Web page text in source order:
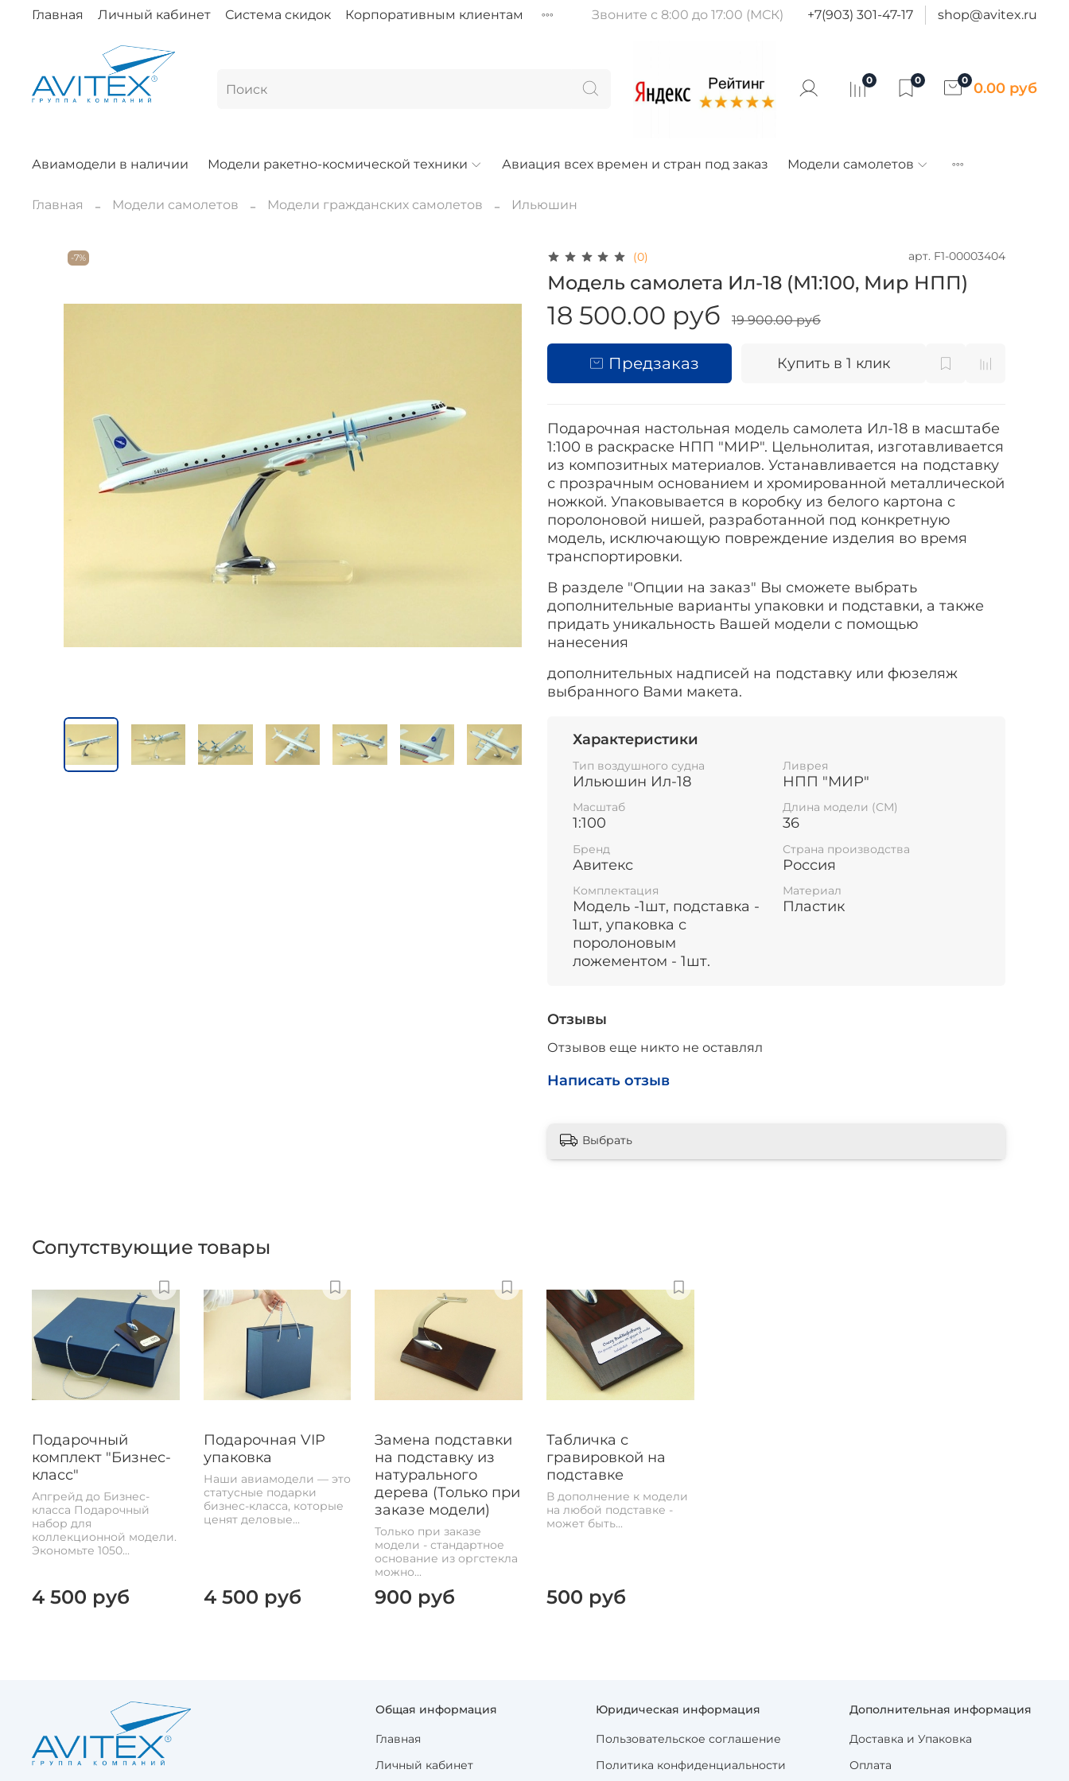
Главная Личный кабинет Система скидок Корпоративным клиентам Звоните с 8:00 до 17:00 (МСК) +7(903) 301-47-17 shop@avitex.ru
0 0 0 0.00 руб
Авиамодели в наличии Модели ракетно-космической техники Авиация всех времен и стран под заказ Модели самолетов
Главная Модели самолетов Модели гражданских самолетов Ильюшин
-7% (0) арт. F1-00003404
Модель самолета Ил-18 (М1:100, Мир НПП)
18 500.00 руб 19 900.00 руб
Предзаказ Купить в 1 клик
Подарочная настольная модель самолета Ил-18 в масштабе
1:100 в раскраске НПП "МИР". Цельнолитая, изготавливается
из композитных материалов. Устанавливается на подставку
с прозрачным основанием и хромированной металлической
ножкой. Упаковывается в коробку из белого картона с
поролоновой нишей, разработанной под конкретную
модель, исключающую повреждение изделия во время
транспортировки.
В разделе "Опции на заказ" Вы сможете выбрать
дополнительные варианты упаковки и подставки, а также
придать уникальность Вашей модели с помощью
нанесения
дополнительных надписей на подставку или фюзеляж
выбранного Вами макета.
Характеристики
Тип воздушного судна
Ильюшин Ил-18
Ливрея
НПП "МИР"
Масштаб
1:100
Длина модели (СМ)
36
Бренд
Авитекс
Страна производства
Россия
Комплектация
Модель -1шт, подставка -
1шт, упаковка с
поролоновым
ложементом - 1шт.
Материал
Пластик
Отзывы
Отзывов еще никто не оставлял
Написать отзыв
Выбрать
Сопутствующие товары
Подарочный
комплект "Бизнес-
класс"
Апгрейд до Бизнес-
класса Подарочный
набор для
коллекционной модели.
Экономьте 1050...
4 500 руб
Подарочная VIP
упаковка
Наши авиамодели — это
статусные подарки
бизнес-класса, которые
ценят деловые...
4 500 руб
Замена подставки
на подставку из
натурального
дерева (Только при
заказе модели)
Только при заказе
модели - стандартное
основание из оргстекла
можно...
900 руб
Табличка с
гравировкой на
подставке
В дополнение к модели
на любой подставке -
может быть...
500 руб
Общая информация
Главная
Личный кабинет
Юридическая информация
Пользовательское соглашение
Политика конфиденциальности
Дополнительная информация
Доставка и Упаковка
Оплата